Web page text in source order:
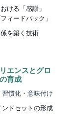
ける「感謝」
ィードバック」
を築く技術
エンスとグロ
育成
慣化・意味付け
ドセットの形成